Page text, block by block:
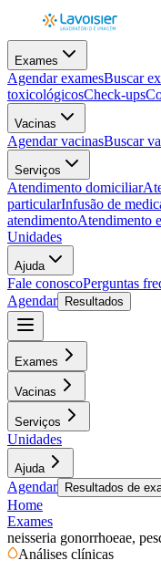
Exames
Agendar examesBuscar
toxicológicosCheck-ups
Vacinas
Agendar vacinasBuscar
Serviços
Atendimento domiciliar
particularInfusão de
atendimentoAtendimento
Unidades
Ajuda
Fale conoscoPerguntas
Agendar
Resultados
Exames
Vacinas
Serviços
Unidades
Ajuda
Agendar Resultados de
Home
Exames
neisseria gonorrhoeae,
Análises clínicas